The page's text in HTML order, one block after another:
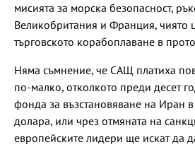
мисията за морска безопасност,
Великобритания и Франция, чиято
търговското корабоплаване в
Няма съмнение, че САЩ платиха
по-малко, отколкото преди десет
фонда за възстановяване на Иран
долара, или чрез отмяната на
европейските лидери ще искат да